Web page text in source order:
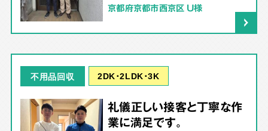
京都府京都市西京区 U様
不用品回収 2DK･2LDK･3K
礼儀正しい接客と丁寧な作
業に満足です。